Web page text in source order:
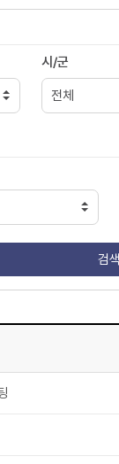
시/군